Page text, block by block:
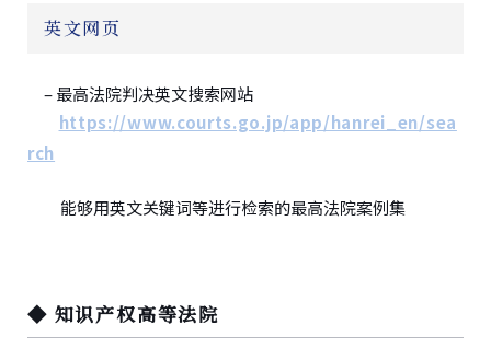
英文网页
– 最高法院判决英文搜索网站
https://www.courts.go.jp/app/hanrei_en/sea
rch
能够用英文关键词等进行检索的最高法院案例集
◆ 知识产权高等法院